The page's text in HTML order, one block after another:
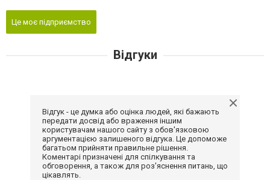
Це моє підприємство
Відгуки
Відгук - це думка або оцінка людей, які бажають
передати досвід або враження іншим
користувачам нашого сайту з обов'язковою
аргументацією залишеного відгука. Це допоможе
багатьом прийняти правильне рішення.
Коментарі призначені для спілкування та
обговорення, а також для роз'яснення питань, що
цікавлять.